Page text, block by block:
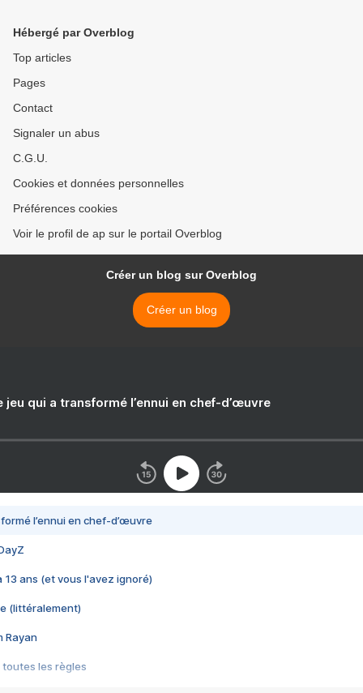
Hébergé par Overblog
Top articles
Pages
Contact
Signaler un abus
C.G.U.
Cookies et données personnelles
Préférences cookies
Voir le profil de ap sur le portail Overblog
Créer un blog sur Overblog
Créer un blog
jeu qui a transformé l’ennui en chef-d’œuvre
l’ennui en chef-d’œuvre
13 ans (et vous l'avez ignoré)
(littéralement)
Rayan
toutes les règles